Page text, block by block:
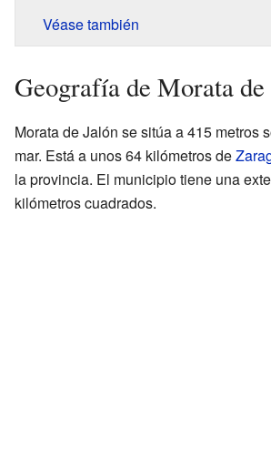
Véase también
Geografía de Morata de
Morata de Jalón se sitúa a 415 metros
mar. Está a unos 64 kilómetros de
la provincia. El municipio tiene una
kilómetros cuadrados.